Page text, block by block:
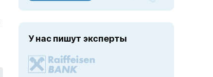
У нас пишут эксперты